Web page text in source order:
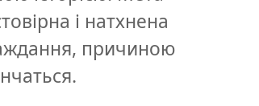
і натхнена
причиною